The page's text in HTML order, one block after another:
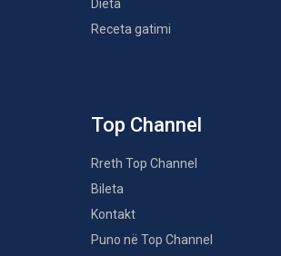
Dieta
Receta gatimi
Top Channel
Rreth Top Channel
Bileta
Kontakt
Puno në Top Channel